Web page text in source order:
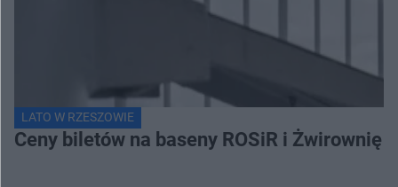
LATO W RZESZOWIE
Ceny biletów na baseny ROSiR i